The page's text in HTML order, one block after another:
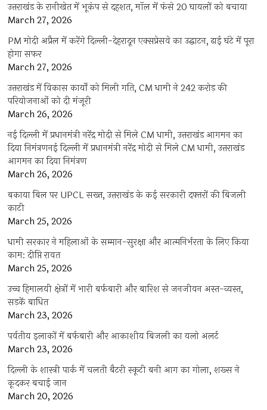
उत्तराखंड के रानीखेत में भूकंप से दहशत, मॉल में फंसे 20 घायलों को बचाया
March 27, 2026
PM मोदी अप्रैल में करेंगे दिल्ली-देहरादून एक्सप्रेसवे का उद्घाटन, ढाई घंटे में पूरा
होगा सफर
March 27, 2026
उत्तराखंड में विकास कार्यों को मिली गति, CM धामी ने 242 करोड़ की
परियोजनाओं को दी मंजूरी
March 26, 2026
नई दिल्ली में प्रधानमंत्री नरेंद्र मोदी से मिले CM धामी, उत्तराखंड आगमन का
दिया निमंत्रणनई दिल्ली में प्रधानमंत्री नरेंद्र मोदी से मिले CM धामी, उत्तराखंड
आगमन का दिया निमंत्रण
March 26, 2026
बकाया बिल पर UPCL सख्त, उत्तराखंड के कई सरकारी दफ्तरों की बिजली
काटी
March 25, 2026
धामी सरकार ने महिलाओं के सम्मान-सुरक्षा और आत्मनिर्भरता के लिए किया
काम: दीप्ति रावत
March 25, 2026
उच्च हिमालयी क्षेत्रों में भारी बर्फबारी और बारिश से जनजीवन अस्त-व्यस्त,
सड़कें बाधित
March 23, 2026
पर्वतीय इलाकों में बर्फबारी और आकाशीय बिजली का यलो अलर्ट
March 23, 2026
दिल्ली के शास्त्री पार्क में चलती बैटरी स्कूटी बनी आग का गोला, शख्स ने
कूदकर बचाई जान
March 20, 2026